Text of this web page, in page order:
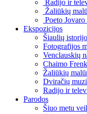
Radijo ir
Žaliūkių
Poeto
Ekspozicijos
Šiaulių
Fotografijos
Venclauskių
Chaimo
Žaliūkių
Dviračių
Radijo ir
Parodos
Šiuo metu